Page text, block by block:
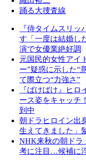
踊る大捜査線
『侍タイムスリ
す「一度は結婚し
演で女優業絶好調
元国民的女性アイ
ー”疑惑に示した“
て際立つ“力強さ”
『ばけばけ』ヒ
ース姿をキャッ
到中
朝ドラヒロイン出
生えてきました」
NHK来秋の朝ドラ
考に注目…候補に